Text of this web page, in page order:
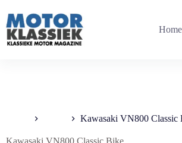
naar
de
inhoud
Home
Kawasaki VN800 Classic